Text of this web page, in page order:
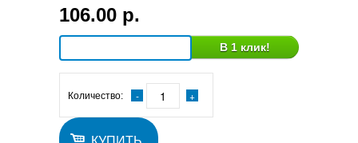
106.00 р.
В 1 клик!
Количество: